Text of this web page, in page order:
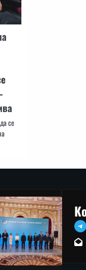
се